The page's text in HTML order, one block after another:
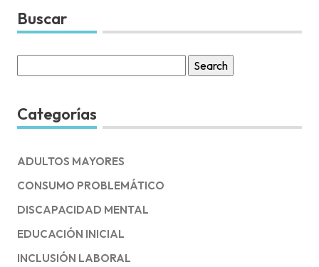
Buscar
for:
Categorías
ADULTOS MAYORES
CONSUMO PROBLEMÁTICO
DISCAPACIDAD MENTAL
EDUCACIÓN INICIAL
INCLUSIÓN LABORAL